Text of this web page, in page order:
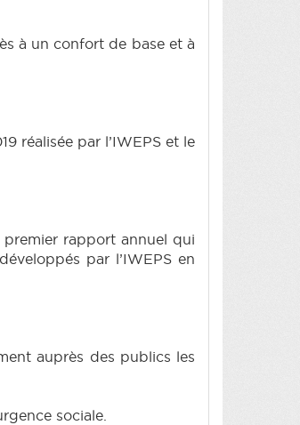
à un confort de base et à
réalisée par l’IWEPS et le
rapport annuel qui
par l’IWEPS en
auprès des publics les
sociale.